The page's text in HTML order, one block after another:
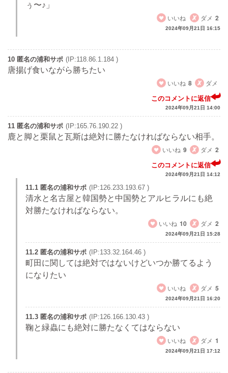
ぅ〜♪」
いいね
ダメ 2
2024年09月21日 16:15
10 匿名の浦和サポ (IP:118.86.1.184 )
唐揚げ食いながら勝ちたい
いいね 8 ダメ
このコメントに返信
2024年09月21日 14:00
11 匿名の浦和サポ (IP:165.76.190.22 )
鹿と脚と栗鼠と瓦斯は絶対に勝たなければならない相手。
いいね 9 ダメ 2
このコメントに返信
2024年09月21日 14:12
11.1 匿名の浦和サポ (IP:126.233.193.67 )
清水と名古屋と韓国勢と中国勢とアルヒラルにも絶
対勝たなければならない。
いいね 10 ダメ 2
2024年09月21日 15:28
11.2 匿名の浦和サポ (IP:133.32.164.46 )
町田に関しては絶対ではないけどいつか勝てるよう
になりたい
いいね
ダメ 5
2024年09月21日 16:20
11.3 匿名の浦和サポ (IP:126.166.130.43 )
鞠と緑蟲にも絶対に勝たなくてはならない
いいね
ダメ 1
2024年09月21日 17:12